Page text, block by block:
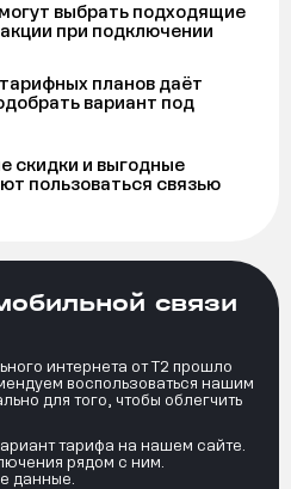
связи
интернета от Т2 прошло
воспользоваться нашим
для того, чтобы облегчить
тарифа на нашем сайте.
рядом с ним.
данные.
выбрать подходящие
при подключении
планов даёт
вариант под
скидки и выгодные
пользоваться связью